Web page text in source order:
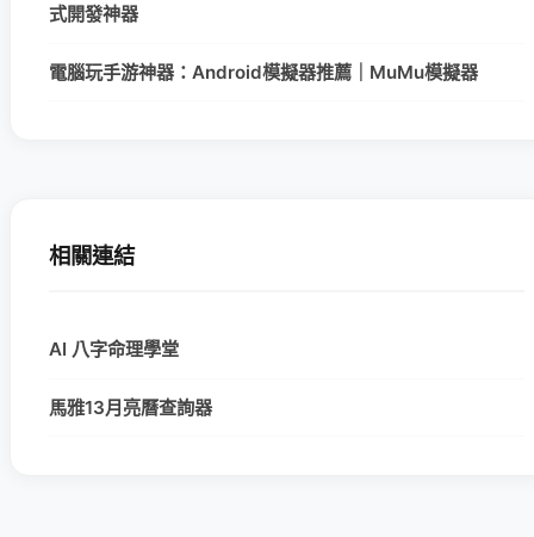
式開發神器
電腦玩手游神器：Android模擬器推薦｜MuMu模擬器
相關連結
AI 八字命理學堂
馬雅13月亮曆查詢器